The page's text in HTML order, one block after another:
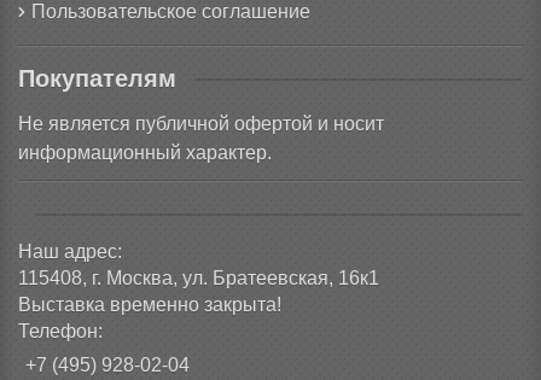
Пользовательское соглашение
Покупателям
Не является публичной офертой и носит
информационный характер.
Наш адрес:
115408, г. Москва, ул. Братеевская, 16к1
Выставка временно закрыта!
Телефон:
+7 (495) 928-02-04